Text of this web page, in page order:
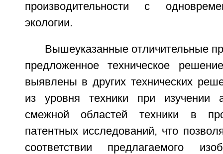
производительности с
экологии.
Вышеуказанные отличительные
предложенное техническое
выявлены в других технических
из уровня техники при изучении
смежной областей техники в
патентных исследований, что
соответствии предлагаемого